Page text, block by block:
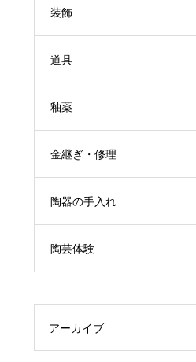
装飾
道具
釉薬
金継ぎ・修理
陶器の手入れ
陶芸体験
アーカイブ